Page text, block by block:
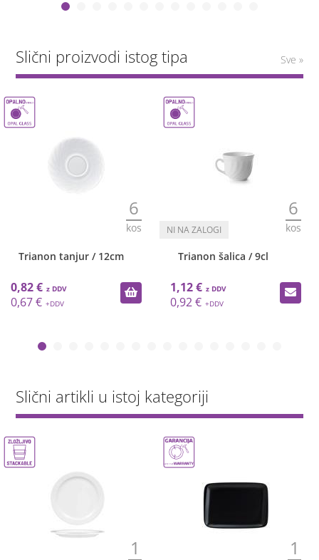
Slični proizvodi istog tipa Sve »
/ 12cm
kos
Trianon šalica / 9cl
1,12 €
0,92 €
Karizma
1,46 €
1,20 €
Slični artikli u istoj kategoriji
1 1